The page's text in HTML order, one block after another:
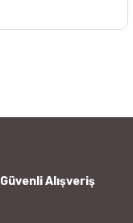
Güvenli Alışveriş